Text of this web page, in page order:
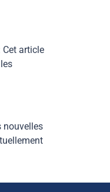
Cet article
nouvelles